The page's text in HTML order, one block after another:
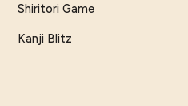
Shiritori Game
Kanji Blitz